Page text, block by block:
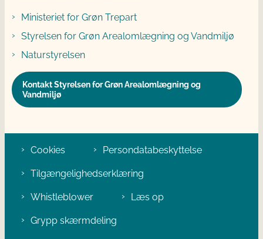
Ministeriet for Grøn Trepart
Styrelsen for Grøn Arealomlægning og Vandmiljø
Naturstyrelsen
Kontakt Styrelsen for Grøn Arealomlægning og
Vandmiljø
Cookies Persondatabeskyttelse
Tilgængelighedserklæring
Whistleblower Læs op
Grypp skærmdeling